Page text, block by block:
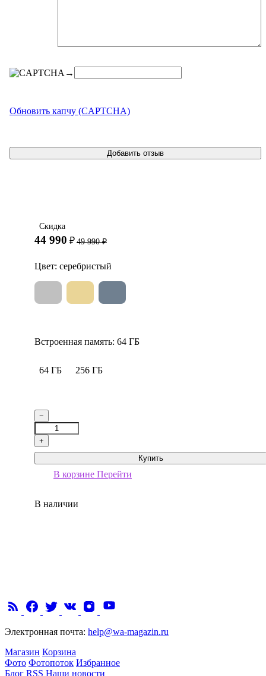
→
Обновить капчу (CAPTCHA)
Скидка
44 990 ₽ 49 990₽
Цвет: серебристый
Встроенная память: 64 ГБ
64 ГБ 256 ГБ
−
+
Купить
В корзине Перейти
В наличии
Электронная почта: help@wa-magazin.ru
Магазин Корзина
Фото Фотопоток Избранное
Блог RSS Наши новости